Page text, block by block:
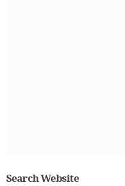
Search Website